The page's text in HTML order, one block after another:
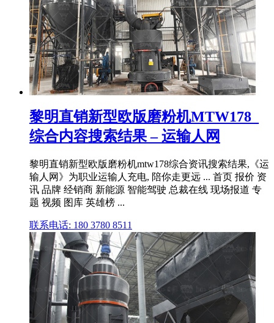
黎明直销新型欧版磨粉机MTW178_
综合内容搜索结果 – 运输人网
黎明直销新型欧版磨粉机mtw178综合资讯搜索结果,《运
输人网》为职业运输人充电, 陪你走更远 ... 首页 报价 资
讯 品牌 经销商 新能源 智能驾驶 总裁在线 现场报道 专
题 视频 图库 英雄榜 ...
联系电话: 180 3780 8511